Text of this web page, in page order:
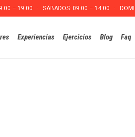
– 19:00 · SÁBADOS: 09:00 – 14:00 ·
Experiencias Ejercicios Blog Faq